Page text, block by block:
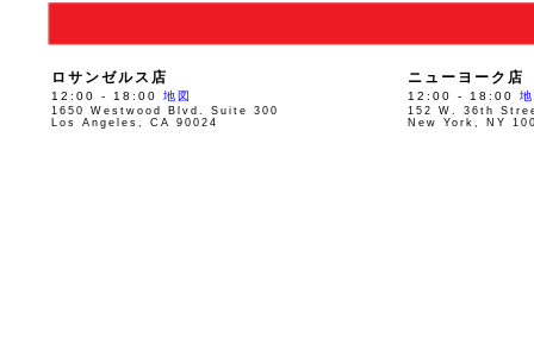
ロサンゼルス店
12:00 - 18:00 地図
1650 Westwood Blvd. Suite 300
Los Angeles, CA 90024
ニューヨーク店
12:00 - 18:00
152 W. 36th
New York, NY